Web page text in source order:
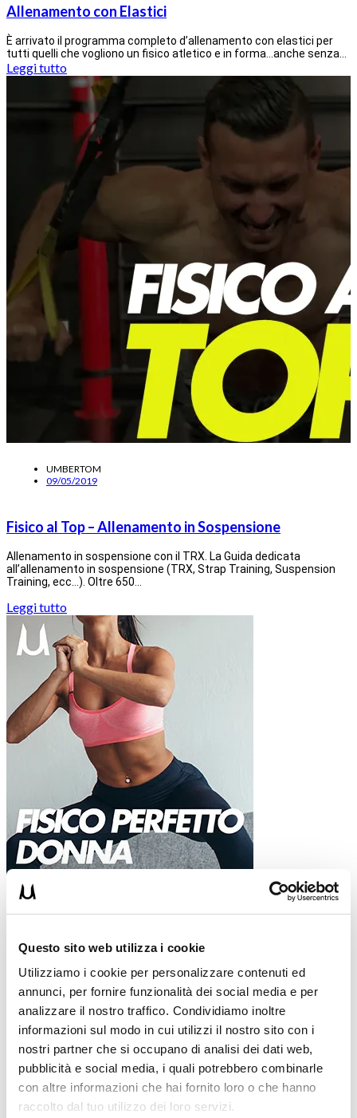
Questo sito web utilizza i cookie
Utilizziamo i cookie per personalizzare contenuti ed
annunci, per fornire funzionalità dei social media e per
analizzare il nostro traffico. Condividiamo inoltre
informazioni sul modo in cui utilizzi il nostro sito con i
nostri partner che si occupano di analisi dei dati web,
pubblicità e social media, i quali potrebbero combinarle
con altre informazioni che hai fornito loro o che hanno
raccolto dal tuo utilizzo dei loro servizi.
Allenamento con Elastici
È arrivato il programma completo d’allenamento con elastici per
tutti quelli che vogliono un fisico atletico e in forma…anche senza…
Leggi tutto
UMBERTOM
09/05/2019
Fisico al Top – Allenamento in Sospensione
Allenamento in sospensione con il TRX. La Guida dedicata
all’allenamento in sospensione (TRX, Strap Training, Suspension
Training, ecc…). Oltre 650…
Leggi tutto
UMBERTOM
29/01/2016
Fisico Perfetto Donna CORPO LIBERO
Ti alleni in casa ma non hai un programma d’allenamento? Vorresti
Vorresti…